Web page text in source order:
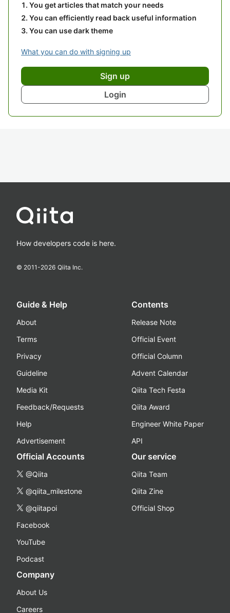
You get articles that match your needs
You can efficiently read back useful information
You can use dark theme
What you can do with signing up
Sign up
Login
How developers code is here.
© 2011-2026 Qiita Inc.
Guide & Help
About
Terms
Privacy
Guideline
Media Kit
Feedback/Requests
Help
Advertisement
Contents
Release Note
Official Event
Official Column
Advent Calendar
Qiita Tech Festa
Qiita Award
Engineer White Paper
API
Official Accounts
@Qiita
@qiita_milestone
@qiitapoi
Facebook
YouTube
Podcast
Our service
Qiita Team
Qiita Zine
Official Shop
Company
About Us
Careers